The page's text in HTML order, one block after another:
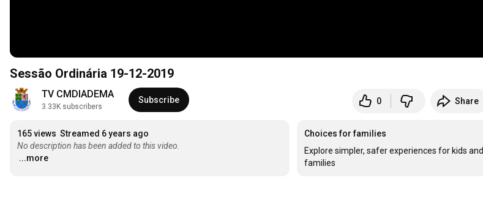
Sessão Ordinária 19-12-2019
TV CMDIADEMA
3.33K subscribers
Subscribe 0 Share
165 views Streamed 6 years ago
No description has been added to this video.
...more
Choices for families
Explore simpler, safer experiences for kids and
families